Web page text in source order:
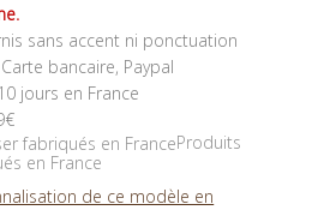
sans accent ni ponctuation
bancaire, Paypal
jours en France
Produits
en France
de ce modèle en